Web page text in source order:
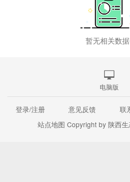
暂无相关数
电脑版
登录/注册 意见反馈 联
站点地图 Copyright by 陕西